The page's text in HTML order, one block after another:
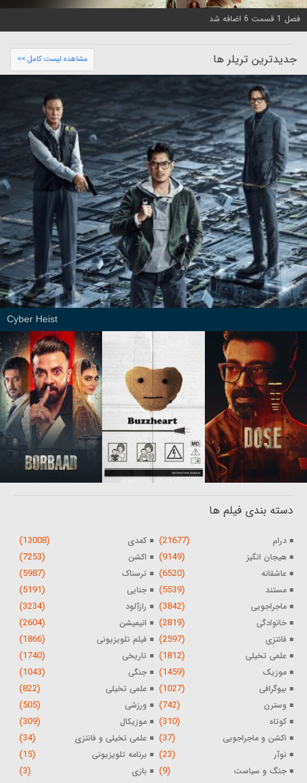
فصل 1 قسمت 6 اضافه شد
جدیدترین تریلر ها مشاهده لیست کامل >>
Cyber Heist
دسته بندی فیلم ها
درام (21677) کمدی (13008)
هیجان انگیز (9149) اکشن (7253)
عاشقانه (6520) ترسناک (5987)
مستند (5539) جنایی (5191)
ماجراجویی (3842) رازآلود (3234)
خانوادگی (2819) انیمیشن (2604)
فانتزی (2597) فیلم تلویزیونی (1866)
علمی تخیلی (1812) تاریخی (1740)
موزیک (1459) جنگی (1043)
بیوگرافی (1027) علمی تخیلی (822)
وسترن (742) ورزشی (505)
کوتاه (310) موزیکال (309)
اکشن و ماجراجویی (37) علمی تخیلی و فانتزی (34)
نوآر (23) برنامه تلویزیونی (15)
جنگ و سیاست (9) بازی (3)